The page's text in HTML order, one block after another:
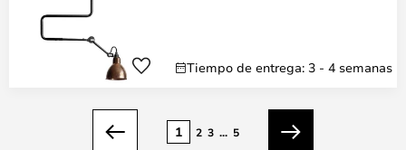
Tiempo de entrega: 3 - 4 semanas
Anterior
1 2 3 ... 5
Siguiente